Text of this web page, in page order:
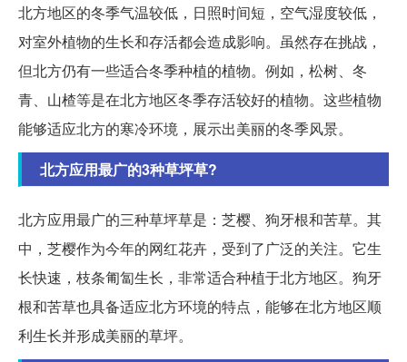
北方地区的冬季气温较低，日照时间短，空气湿度较低，
对室外植物的生长和存活都会造成影响。虽然存在挑战，
但北方仍有一些适合冬季种植的植物。例如，松树、冬
青、山楂等是在北方地区冬季存活较好的植物。这些植物
能够适应北方的寒冷环境，展示出美丽的冬季风景。
北方应用最广的3种草坪草?
北方应用最广的三种草坪草是：芝樱、狗牙根和苦草。其
中，芝樱作为今年的网红花卉，受到了广泛的关注。它生
长快速，枝条匍匐生长，非常适合种植于北方地区。狗牙
根和苦草也具备适应北方环境的特点，能够在北方地区顺
利生长并形成美丽的草坪。